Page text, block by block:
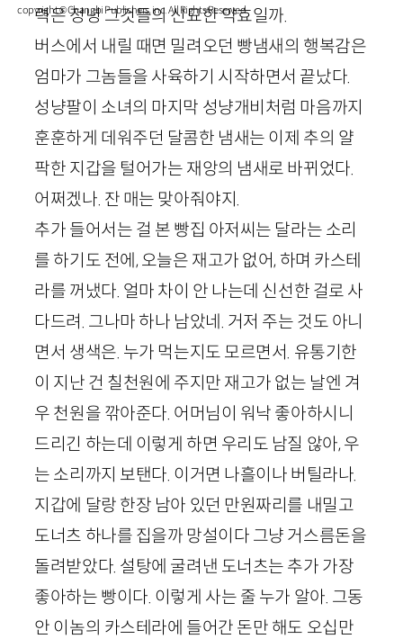
력은 정녕 그것들의 신묘한 약효일까.
버스에서 내릴 때면 밀려오던 빵냄새의 행복감은
엄마가 그놈들을 사육하기 시작하면서 끝났다.
성냥팔이 소녀의 마지막 성냥개비처럼 마음까지
훈훈하게 데워주던 달콤한 냄새는 이제 추의 얄
팍한 지갑을 털어가는 재앙의 냄새로 바뀌었다.
어쩌겠나. 잔 매는 맞아줘야지.
추가 들어서는 걸 본 빵집 아저씨는 달라는 소리
를 하기도 전에, 오늘은 재고가 없어, 하며 카스테
라를 꺼냈다. 얼마 차이 안 나는데 신선한 걸로 사
다드려. 그나마 하나 남았네. 거저 주는 것도 아니
면서 생색은. 누가 먹는지도 모르면서. 유통기한
이 지난 건 칠천원에 주지만 재고가 없는 날엔 겨
우 천원을 깎아준다. 어머님이 워낙 좋아하시니
드리긴 하는데 이렇게 하면 우리도 남질 않아, 우
는 소리까지 보탠다. 이거면 나흘이나 버틸라나.
지갑에 달랑 한장 남아 있던 만원짜리를 내밀고
도너츠 하나를 집을까 망설이다 그냥 거스름돈을
돌려받았다. 설탕에 굴려낸 도너츠는 추가 가장
좋아하는 빵이다. 이렇게 사는 줄 누가 알아. 그동
안 이놈의 카스테라에 들어간 돈만 해도 오십만
copyright © Changbi Publishers, inc. All Rights Reserved.